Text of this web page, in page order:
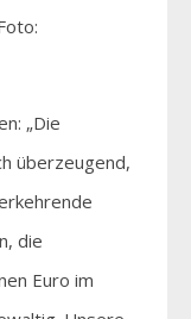
„Die
überzeugend,
die
Euro im